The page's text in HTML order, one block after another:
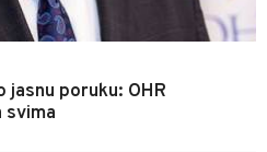
jasnu poruku: OHR
svima